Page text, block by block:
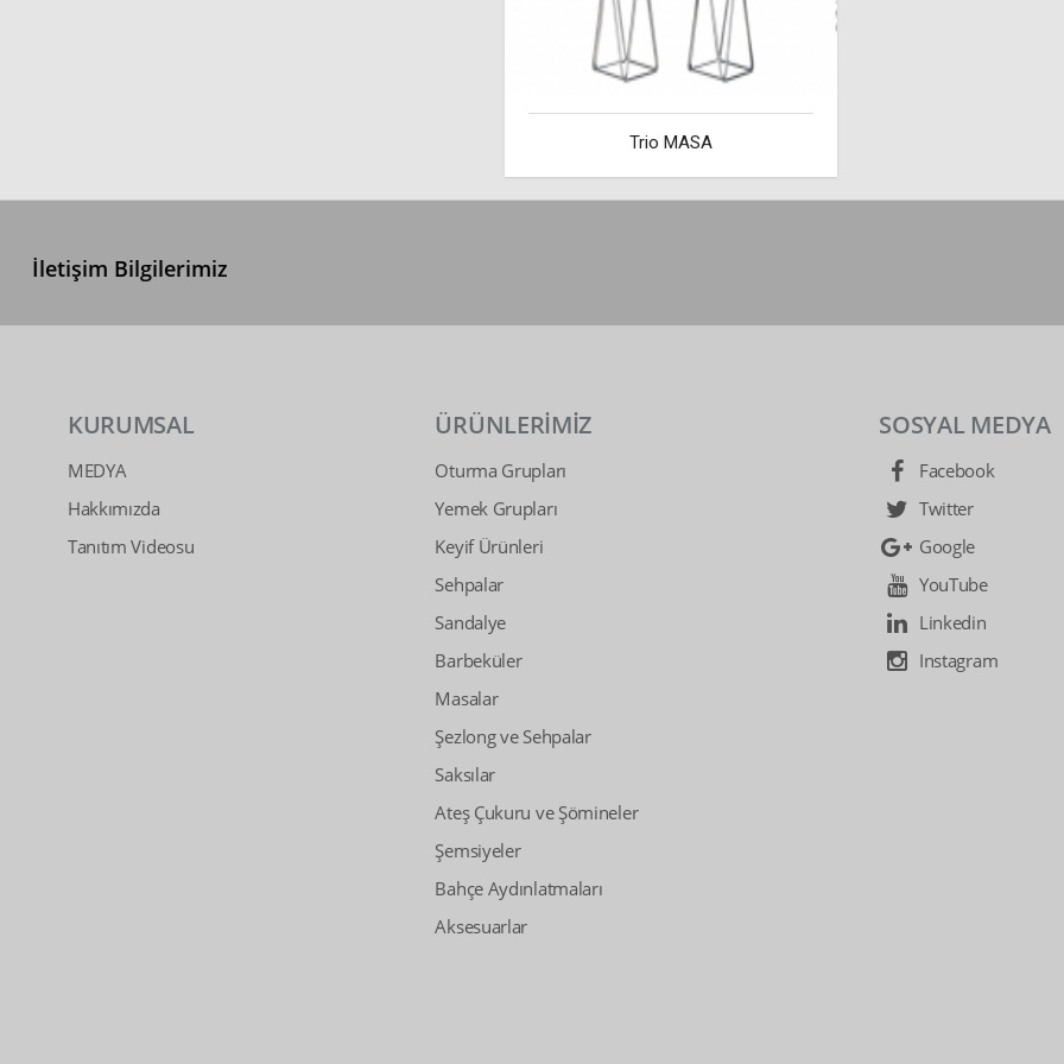
Trio MASA
İletişim Bilgilerimiz
KURUMSAL
MEDYA
Hakkımızda
Tanıtım Videosu
ÜRÜNLERİMİZ
Oturma Grupları
Yemek Grupları
Keyif Ürünleri
Sehpalar
Sandalye
Barbeküler
Masalar
Şezlong ve Sehpalar
Saksılar
Ateş Çukuru ve Şömineler
Şemsiyeler
Bahçe Aydınlatmaları
Aksesuarlar
SOSYAL MEDYA
Facebook
Twitter
Google
YouTube
Linkedin
Instagram